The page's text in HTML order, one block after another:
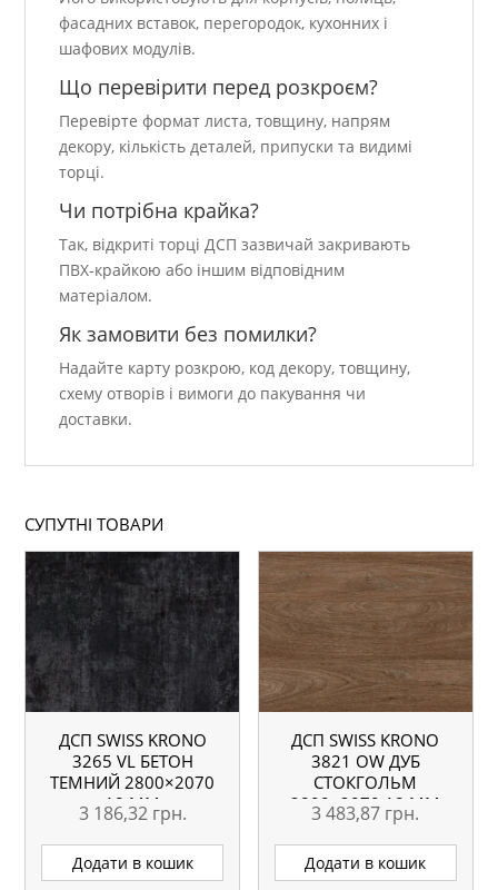
фасадних вставок, перегородок, кухонних і
шафових модулів.
Що перевірити перед розкроєм?
Перевірте формат листа, товщину, напрям
декору, кількість деталей, припуски та видимі
торці.
Чи потрібна крайка?
Так, відкриті торці ДСП зазвичай закривають
ПВХ-крайкою або іншим відповідним
матеріалом.
Як замовити без помилки?
Надайте карту розкрою, код декору, товщину,
схему отворів і вимоги до пакування чи
доставки.
СУПУТНІ ТОВАРИ
ДСП SWISS KRONO
3265 VL БЕТОН
ТЕМНИЙ 2800×2070
18 ММ
3 186,32 грн.
Додати в кошик
ДСП SWISS KRONO
3821 OW ДУБ
СТОКГОЛЬМ
2800×2070 18 ММ
3 483,87 грн.
Додати в кошик